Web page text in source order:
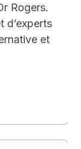
Rogers.
d’experts
et